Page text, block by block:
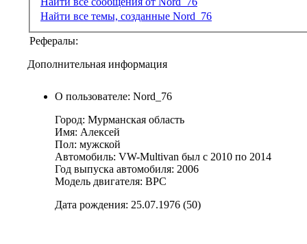
Найти все темы, созданные Nord_76
Рефералы:
Дополнительная информация
О пользователе: Nord_76
Город: Мурманская область
Имя: Алексей
Пол: мужской
Автомобиль: VW-Multivan был с 2010 по 2014
Год выпуска автомобиля: 2006
Модель двигателя: BPC
Дата рождения: 25.07.1976 (50)